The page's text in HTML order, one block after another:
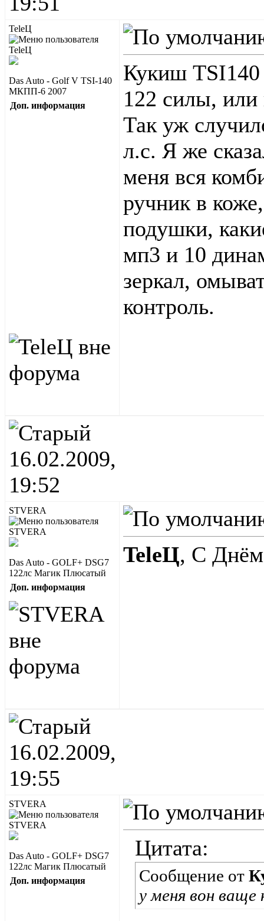
TeleЦ
Das Auto - Golf V TSI-140
МКПП-6 2007
Доп. информация
Кукиш TSI140
122 силы, или
Так уж
л.с. Я же
меня вся
ручник в
подушки,
мп3 и 10
зеркал,
контроль.
16.02.2009,
19:52
STVERA
Das Auto - GOLF+ DSG7
122лс Магик Плюсатый
Доп. информация
TeleЦ, С
16.02.2009,
19:55
STVERA
Das Auto - GOLF+ DSG7
122лс Магик Плюсатый
Доп. информация
Цитата:
Сообщение от
у меня вон